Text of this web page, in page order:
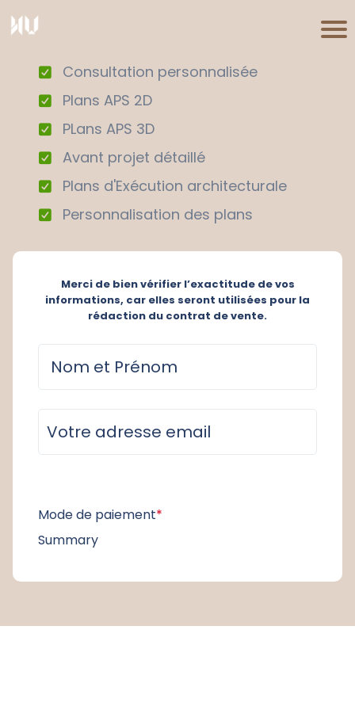
Consultation personnalisée
Plans APS 2D
PLans APS 3D
Avant projet détaillé
Plans d'Exécution architecturale
Personnalisation des plans
Merci de bien vérifier l’exactitude de vos
informations, car elles seront utilisées pour la
rédaction du contrat de vente.
Mode de paiement*
Summary